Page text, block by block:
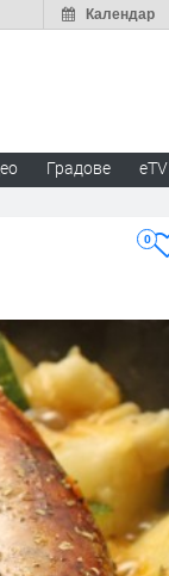
Календар
Градове eTV
0